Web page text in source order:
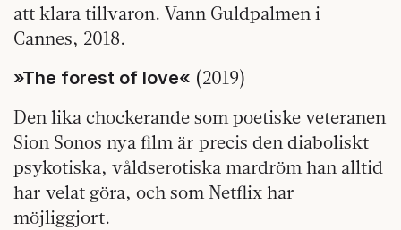
att klara tillvaron. Vann Guldpalmen i
Cannes, 2018.
»The forest of love« (2019)
Den lika chockerande som poetiske veteranen
Sion Sonos nya film är precis den diaboliskt
psykotiska, våldserotiska mardröm han alltid
har velat göra, och som Netflix har
möjliggjort.